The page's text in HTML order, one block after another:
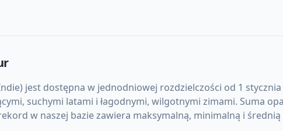
jest dostępna w jednodniowej rozdzielczości od 1
suchymi latami i łagodnymi, wilgotnymi zimami. Suma
w naszej bazie zawiera maksymalną, minimalną i